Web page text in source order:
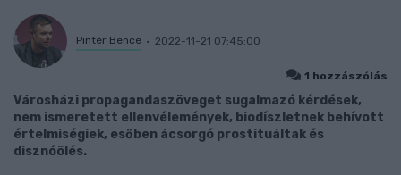
Pintér Bence 2022-11-21 07:45:00
1 hozzászólás
Városházi propagandaszöveget sugalmazó kérdések,
nem ismeretett ellenvélemények, biodíszletnek behívott
értelmiségiek, esőben ácsorgó prostituáltak és
disznóölés.